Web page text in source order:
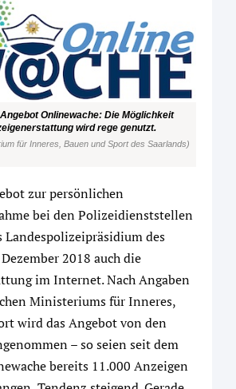
Onlinewache: Die Möglichkeit
wird rege genutzt.
für Inneres, Bauen und Sport des Saarlands)
zur persönlichen
bei den Polizeidienststellen
Landespolizeipräsidium des
2018 auch die
im Internet. Nach Angaben
Ministeriums für Inneres,
wird das Angebot von den
– so seien seit dem
bereits 11.000 Anzeigen